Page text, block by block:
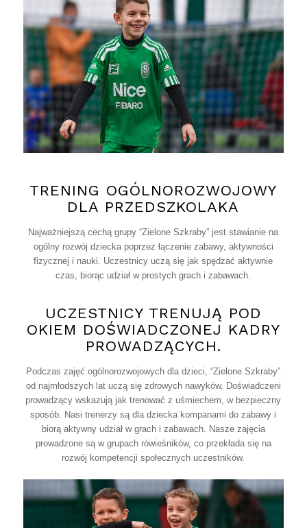
TRENING OGÓLNOROZWOJOWY
DLA PRZEDSZKOLAKA
Najważniejszą cechą grupy “Zielone Szkraby” jest stawianie na
ogólny rozwój dziecka poprzez łączenie zabawy, aktywności
fizycznej i nauki. Uczestnicy uczą się jak spędzać aktywnie
czas, biorąc udział w prostych grach i zabawach.
UCZESTNICY TRENUJĄ POD
OKIEM DOŚWIADCZONEJ KADRY
PROWADZĄCYCH.
Podczas zajęć ogólnorozwojowych dla dzieci, “Zielone Szkraby”
od najmłodszych lat uczą się zdrowych nawyków. Doświadczeni
prowadzący wskazują jak trenować z uśmiechem, w bezpieczny
sposób. Nasi trenerzy są dla dziecka kompanami do zabawy i
biorą aktywny udział w grach i zabawach. Nasze zajęcia
prowadzone są w grupach rówieśników, co przekłada się na
rozwój kompetencji społecznych uczestników.